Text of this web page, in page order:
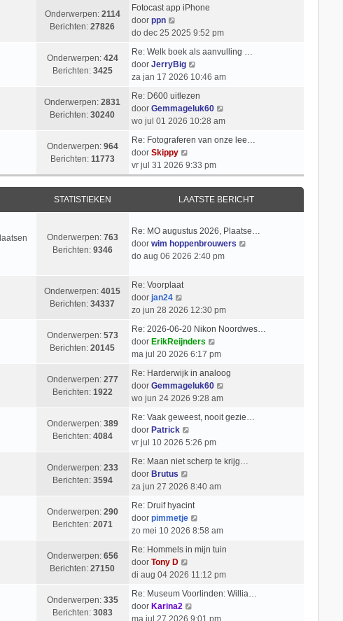
c
t
s
e
b
r
h
t
l
a
s
e
b
e
r
c
t
i
k
l
a
a
s
t
e
b
e
r
i
c
h
t
Onderwerpen: 2114
Berichten:27826
Fotocast app iPhone
door ppn
e
i
j
k
l
a
a
s
t
e
e
c
h
t
do dec 25 2025 9:52 pm
Onderwerpen: 424
Berichten: 3425
Re: Welk boek als aanvulling …
door JerryBig
e
i
j
k
l
a
t
s
t
e
b
e
r
za jan 17 2026 10:46 am
Onderwerpen:2831
Berichten:30240
Re: D600 uitlezen
door Gemmageluk60
e
i
a
s
t
e
i
h
wo jul 01 2026 10:28 am
Onderwerpen: 964
Berichten: 11773
Re: Fotograferen van onze lee…
door Skippy
e
k
i
j
k
l
a
a
b
e
r
i
h
t
vr jul 31 2026 9:33 pm
STATISTIEKEN LAATSTE BERICHT
Onderwerpen: 763
Berichten: 9346
Re: MO augustus 2026, Plaatse…
door wim hoppenbrouwers
a
e
do aug 06 2026 2:40 pm
Onderwerpen:4015
Berichten:34337
Re: Voorplaat
door jan24
e
i
j
k
l
a
a
s
t
e
b
e
r
c
h
t
zo jun 28 2026 12:30 pm
Onderwerpen: 573
Berichten:20145
Re: 2026-06-20 Nikon Noordwes…
door ErikReijnders
e
i
j
k
l
a
s
e
r
c
t
ma jul 20 2026 6:17 pm
Onderwerpen: 277
Berichten: 1922
Re: Harderwijk in analoog
door Gemmageluk60
i
l
b
r
c
wo jun 24 2026 9:28 am
Onderwerpen: 389
Berichten: 4084
Re: Vaak geweest, nooit gezie…
door Patrick
e
i
k
l
a
a
s
e
b
e
r
vr jul 10 2026 5:26 pm
Onderwerpen: 233
Berichten: 3594
Re: Maan niet scherp te krijg…
door Brutus
e
i
k
l
a
s
t
za jun 27 2026 8:40 am
Onderwerpen: 290
Berichten: 2071
Re: Druif hyacint
door pimmetje
e
i
k
l
a
zo mei 10 2026 8:58 am
Onderwerpen: 656
Berichten:27150
Re: Hommels in mijn tuin
door Tony D
e
i
j
di aug 04 2026 11:12 pm
Onderwerpen: 335
Berichten: 3083
Re: Museum Voorlinden: Willia…
door Karina2
e
ma jul 27 2026 9:01 pm